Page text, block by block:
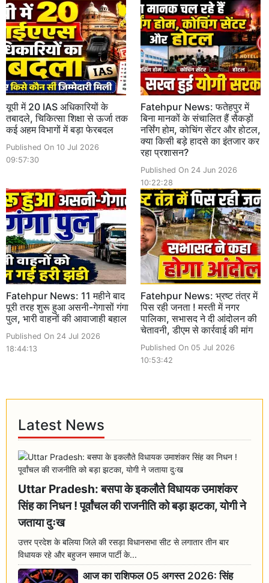
यूपी में 20 IAS अधिकारियों के
तबादले, चिकित्सा शिक्षा से ऊर्जा तक
कई अहम विभागों में बड़ा फेरबदल
Published On 10 Jul 2026
09:57:30
Fatehpur News: फतेहपुर में
बिना मानकों के संचालित हैं सैकड़ों
नर्सिंग होम, कोचिंग सेंटर और होटल,
क्या किसी बड़े हादसे का इंतजार कर
रहा प्रशासन?
Published On 24 Jun 2026
10:22:28
Fatehpur News: 11 महीने बाद
पूरी तरह शुरू हुआ असनी-गेगासों गंगा
पुल, भारी वाहनों की आवाजाही बहाल
Published On 24 Jul 2026
18:44:13
Fatehpur News: भ्रष्ट तंत्र में
पिस रही जनता ! मस्ती में नगर
पालिका, सभासद ने दी आंदोलन की
चेतावनी, डीएम से कार्रवाई की मांग
Published On 05 Jul 2026
10:53:42
Latest News
Uttar Pradesh: बसपा के इकलौते विधायक उमाशंकर
सिंह का निधन ! पूर्वांचल की राजनीति को बड़ा झटका, योगी ने
जताया दुःख
उत्तर प्रदेश के बलिया जिले की रसड़ा विधानसभा सीट से लगातार तीन बार
विधायक रहे और बहुजन समाज पार्टी के...
आज का राशिफल 05 अगस्त 2026: सिंह